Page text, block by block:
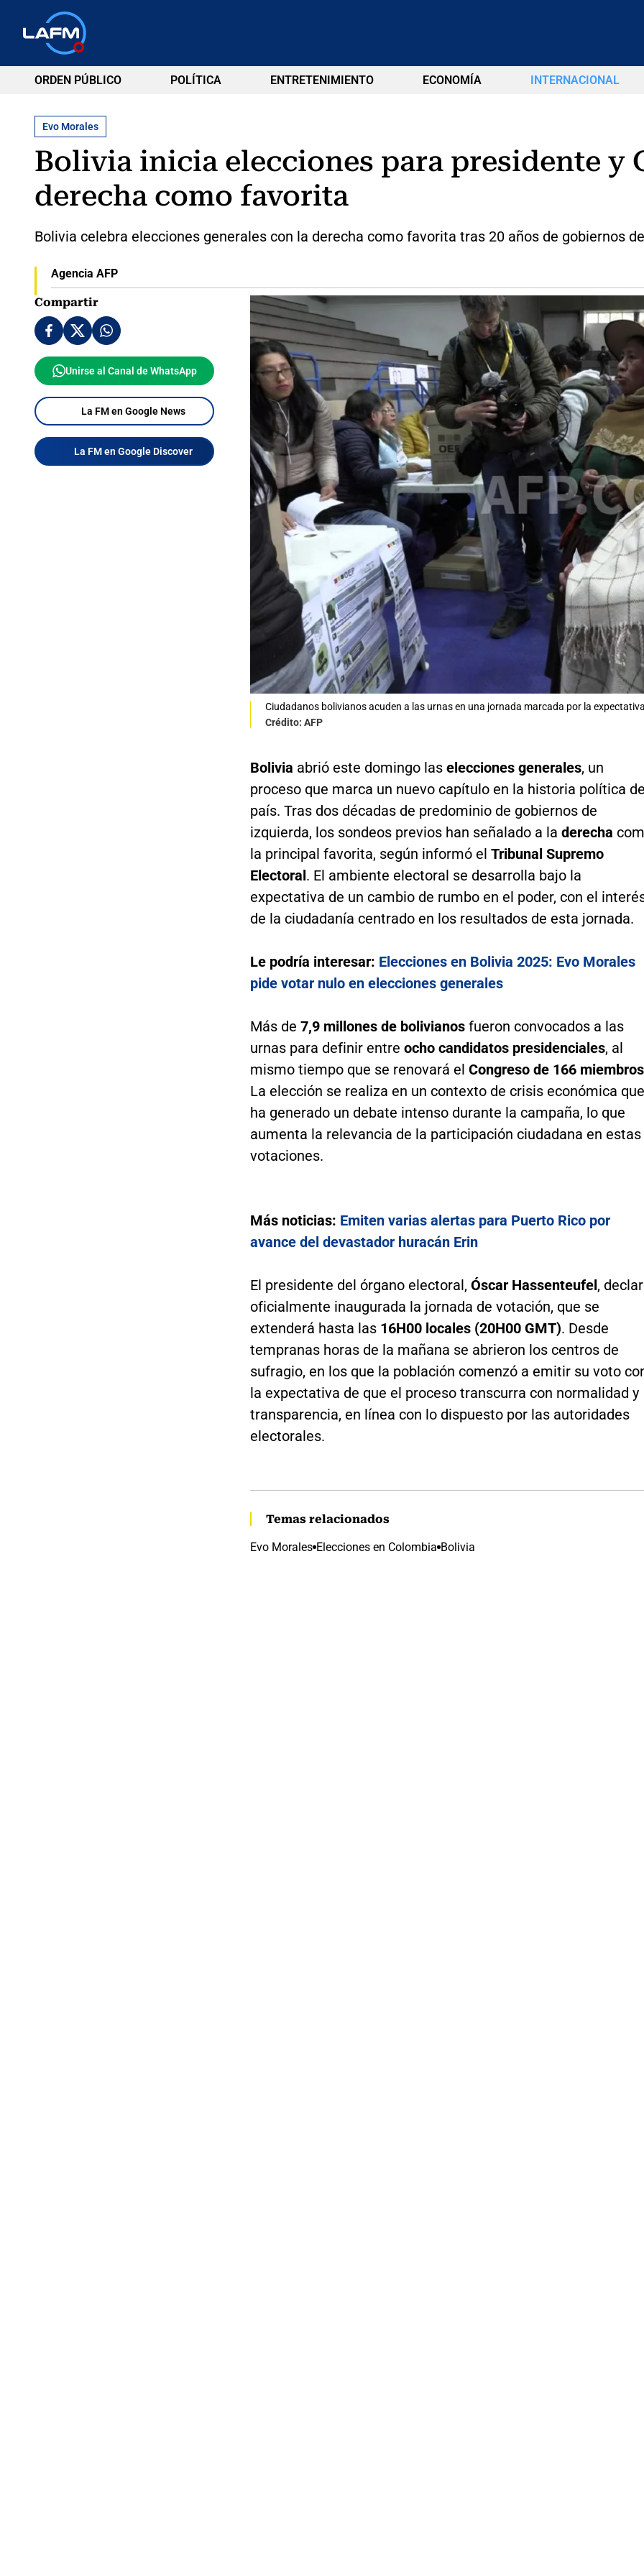
ORDEN PÚBLICO POLÍTICA ENTRETENIMIENTO ECONOMÍA INTERNACIONAL
Evo Morales
Bolivia inicia elecciones para presidente y
derecha como favorita
Bolivia celebra elecciones generales con la derecha como favorita tras 20 años de gobiernos
Agencia AFP
Compartir
Unirse al Canal de WhatsApp
La FM en Google News
La FM en Google Discover
Ciudadanos bolivianos acuden a las urnas en una jornada marcada por la
Crédito: AFP
Bolivia abrió este domingo las elecciones generales, un
proceso que marca un nuevo capítulo en la historia política
país. Tras dos décadas de predominio de gobiernos de
izquierda, los sondeos previos han señalado a la derecha
la principal favorita, según informó el Tribunal Supremo
Electoral . El ambiente electoral se desarrolla bajo la
expectativa de un cambio de rumbo en el poder, con el
de la ciudadanía centrado en los resultados de esta jornada.
Le podría interesar: Elecciones en Bolivia 2025: Evo Morales
pide votar nulo en elecciones generales
Más de 7,9 millones de bolivianosfueron convocados a las
urnas para definir entre ocho candidatos presidenciales, al
mismo tiempo que se renovará el Congreso de 166 miembros
La elección se realiza en un contexto de crisis económica que
ha generado un debate intenso durante la campaña, lo que
aumenta la relevancia de la participación ciudadana en estas
votaciones.
Más noticias: Emiten varias alertas para Puerto Rico por
avance del devastador huracán Erin
El presidente del órgano electoral, Óscar Hassenteufel,
oficialmente inaugurada la jornada de votación, que se
extenderá hasta las 16H00 locales (20H00 GMT). Desde
tempranas horas de la mañana se abrieron los centros de
sufragio, en los que la población comenzó a emitir su voto
la expectativa de que el proceso transcurra con normalidad y
transparencia, en línea con lo dispuesto por las autoridades
electorales.
Temas relacionados
Evo Morales Elecciones en Colombia Bolivia